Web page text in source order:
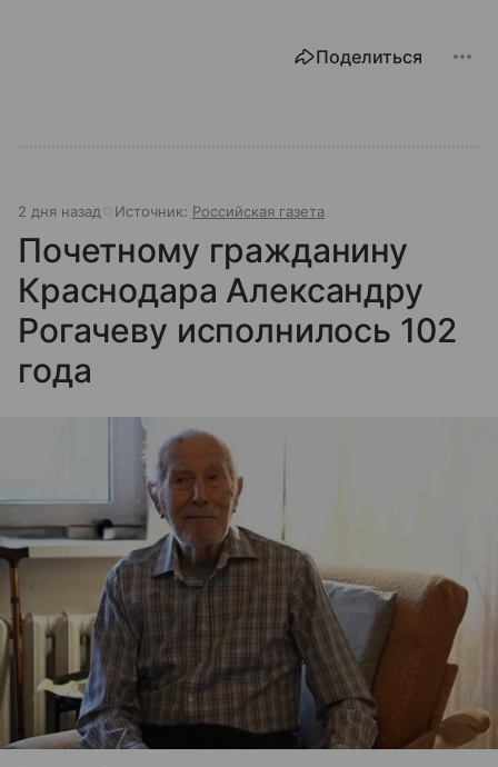
Поделиться
2 дня назад Источник: Российская газета
Почетному гражданину
Краснодара Александру
Рогачеву исполнилось 102
года